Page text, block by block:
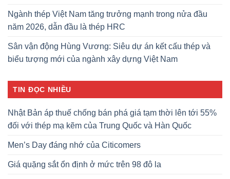
Ngành thép Việt Nam tăng trưởng mạnh trong nửa đầu
năm 2026, dẫn đầu là thép HRC
Sân vận động Hùng Vương: Siêu dự án kết cấu thép và
biểu tượng mới của ngành xây dựng Việt Nam
TIN ĐỌC NHIỀU
Nhật Bản áp thuế chống bán phá giá tạm thời lên tới 55%
đối với thép mạ kẽm của Trung Quốc và Hàn Quốc
Men’s Day đáng nhớ của Citicomers
Giá quặng sắt ổn định ở mức trên 98 đô la